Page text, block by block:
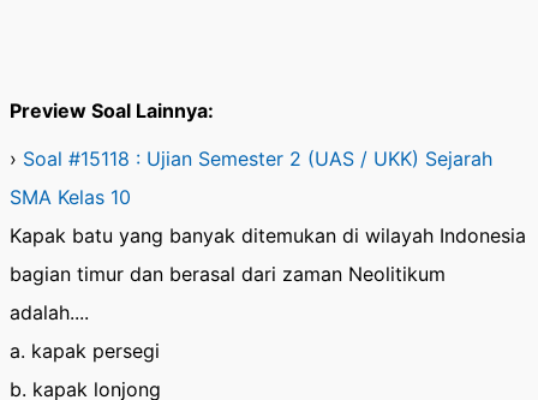
Preview Soal Lainnya:
› Soal #15118 : Ujian Semester 2 (UAS / UKK) Sejarah
SMA Kelas 10
Kapak batu yang banyak ditemukan di wilayah Indonesia
bagian timur dan berasal dari zaman Neolitikum
adalah....
a. kapak persegi
b. kapak lonjong